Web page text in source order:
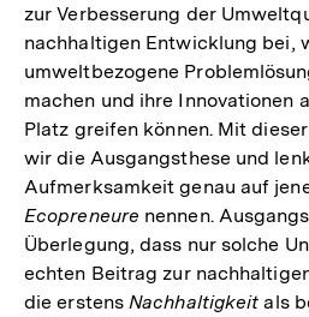
zur Verbesserung der
nachhaltigen Entwicklung bei,
umweltbezogene
machen und ihre Innovationen
Platz greifen können. Mit
wir die Ausgangsthese und
Aufmerksamkeit genau auf
Ecopreneure nennen.
Überlegung, dass nur solche
echten Beitrag zur
die erstens Nachhaltigkeit als